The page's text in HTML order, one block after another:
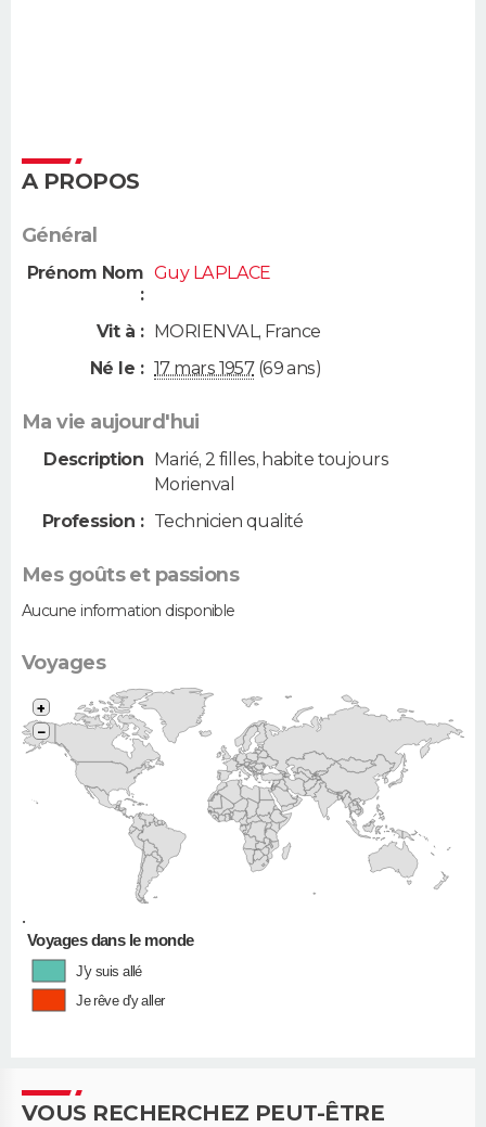
A PROPOS
Général
Prénom Nom
:
Guy LAPLACE
Vit à : MORIENVAL , France
Né le : 17 mars 1957(69 ans)
Ma vie aujourd'hui
Description Marié, 2 filles, habite toujours
Morienval
Profession : Technicien qualité
Mes goûts et passions
Aucune information disponible
Voyages
•
+
−
Voyages dans le monde
J'y suis allé
Je rêve d'y aller
VOUS RECHERCHEZ PEUT-ÊTRE